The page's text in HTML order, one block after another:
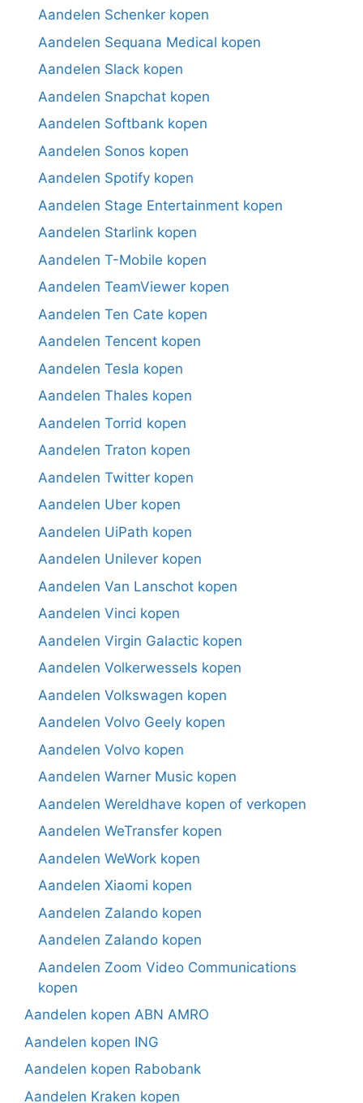
Aandelen Schenker kopen
Aandelen Sequana Medical kopen
Aandelen Slack kopen
Aandelen Snapchat kopen
Aandelen Softbank kopen
Aandelen Sonos kopen
Aandelen Spotify kopen
Aandelen Stage Entertainment kopen
Aandelen Starlink kopen
Aandelen T-Mobile kopen
Aandelen TeamViewer kopen
Aandelen Ten Cate kopen
Aandelen Tencent kopen
Aandelen Tesla kopen
Aandelen Thales kopen
Aandelen Torrid kopen
Aandelen Traton kopen
Aandelen Twitter kopen
Aandelen Uber kopen
Aandelen UiPath kopen
Aandelen Unilever kopen
Aandelen Van Lanschot kopen
Aandelen Vinci kopen
Aandelen Virgin Galactic kopen
Aandelen Volkerwessels kopen
Aandelen Volkswagen kopen
Aandelen Volvo Geely kopen
Aandelen Volvo kopen
Aandelen Warner Music kopen
Aandelen Wereldhave kopen of verkopen
Aandelen WeTransfer kopen
Aandelen WeWork kopen
Aandelen Xiaomi kopen
Aandelen Zalando kopen
Aandelen Zalando kopen
Aandelen Zoom Video Communications
kopen
Aandelen kopen ABN AMRO
Aandelen kopen ING
Aandelen kopen Rabobank
Aandelen Kraken kopen